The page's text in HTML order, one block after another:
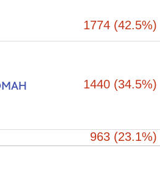
1774 (42.5%)
1440 (34.5%)
963 (23.1%)